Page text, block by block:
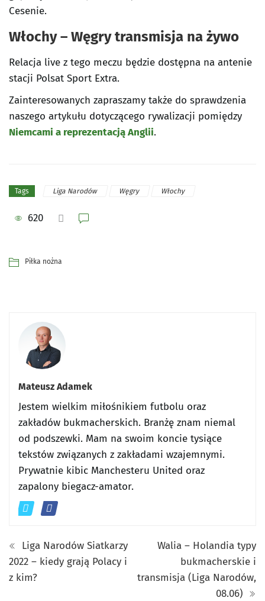
Cesenie.
Włochy – Węgry transmisja na żywo
Relacja live z tego meczu będzie dostępna na antenie
stacji Polsat Sport Extra.
Zainteresowanych zapraszamy także do sprawdzenia
naszego artykułu dotyczącego rywalizacji pomiędzy
Niemcami a reprezentacją Anglii.
Tags Liga Narodów Węgry Włochy
620
Piłka nożna
Mateusz Adamek
Jestem wielkim miłośnikiem futbolu oraz
zakładów bukmacherskich. Branżę znam niemal
od podszewki. Mam na swoim koncie tysiące
tekstów związanych z zakładami wzajemnymi.
Prywatnie kibic Manchesteru United oraz
zapalony biegacz-amator.
Liga Narodów Siatkarzy
2022 – kiedy grają Polacy i
z kim?
Walia – Holandia typy
bukmacherskie i
transmisja (Liga Narodów,
08.06)